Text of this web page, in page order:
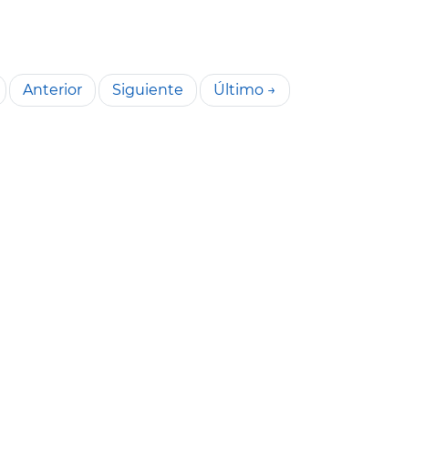
Anterior Siguiente Último →